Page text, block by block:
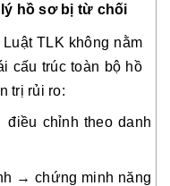
hồ sơ bị từ chối
TLK không nằm
cấu trúc toàn bộ hồ
trị rủi ro:
chỉnh theo danh
→ chứng minh năng